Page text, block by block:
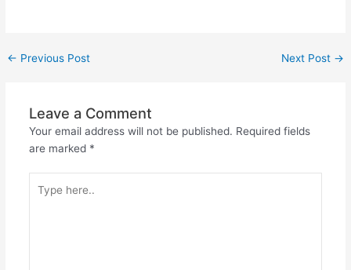
← Previous Post Next Post →
Leave a Comment
Your email address will not be published. Required fields
are marked *
here..